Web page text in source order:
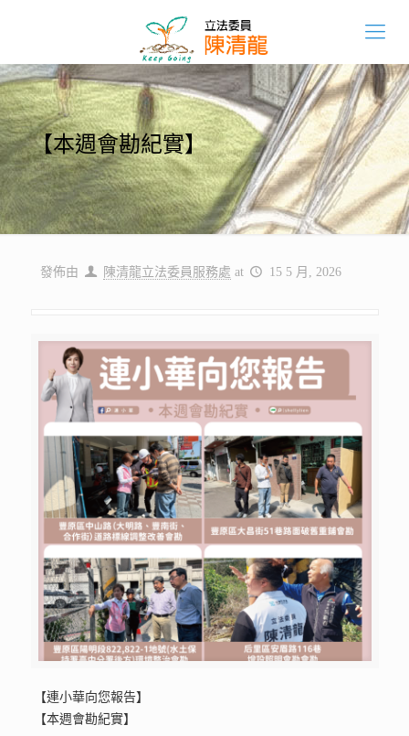
【本週會勘紀實】
發佈由 陳清龍立法委員服務處 at 15 5 月, 2026
【連小華向您報告】
【本週會勘紀實】